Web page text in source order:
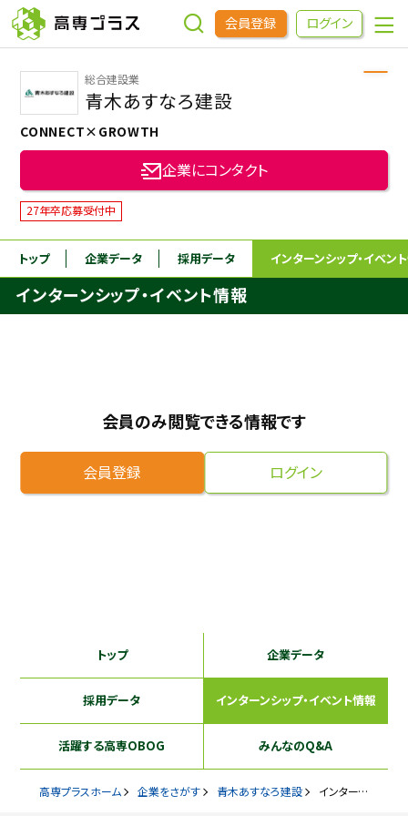
会員登録 ログイン
企業をさがす
進学先をさがす
インターンシップ・イベントをさがす
高専OBOGをさがす
9/30
総合建設業
青木あすなろ建設
CONNECT×GROWTH
企業にコンタクト
27年卒応募受付中
トップ 企業データ 採用データ インターンシップ・イベン
インターンシップ・イベント情報
会員のみ閲覧できる情報です
会員登録 ログイン
トップ 企業データ
採用データ インターンシップ・イベント情報
活躍する高専OBOG みんなのQ&A
高専プラスホーム 企業をさがす 青木あすなろ建設 インターンシップ・イベント情報